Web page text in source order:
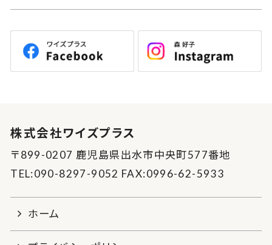
株式会社ワイズプラス
〒899-0207 鹿児島県出水市中央町577番地
TEL:090-8297-9052 FAX:0996-62-5933
ホーム